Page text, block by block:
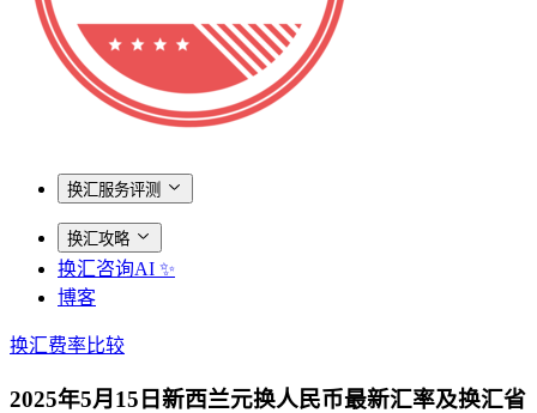
换汇服务评测
换汇攻略
换汇咨询AI ✨
博客
换汇费率比较
2025年5月15日新西兰元换人民币最新汇率及换汇省